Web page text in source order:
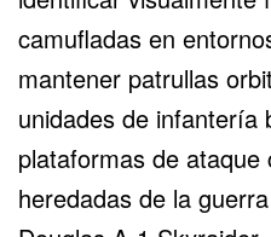
camufladas en
mantener patrullas
unidades de infantería
plataformas de
heredadas de la